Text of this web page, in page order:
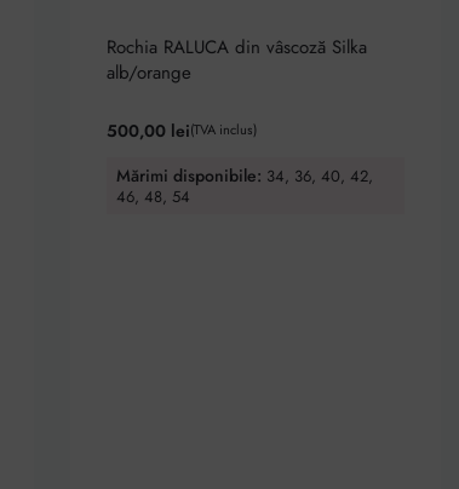
Rochia RALUCA din vâscoză Silka
alb/orange
500,00 lei(TVA inclus)
Mărimi disponibile: 34, 36, 40, 42,
46, 48, 54